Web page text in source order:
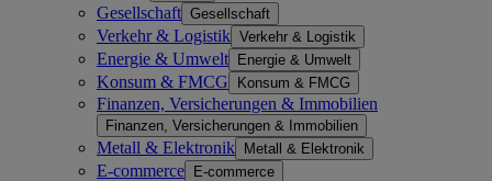
Gesellschaft Gesellschaft
Verkehr & Logistik Verkehr & Logistik
Energie & Umwelt Energie & Umwelt
Konsum & FMCG Konsum & FMCG
Finanzen, Versicherungen & Immobilien
Finanzen, Versicherungen & Immobilien
Metall & Elektronik Metall & Elektronik
E-commerce E-commerce